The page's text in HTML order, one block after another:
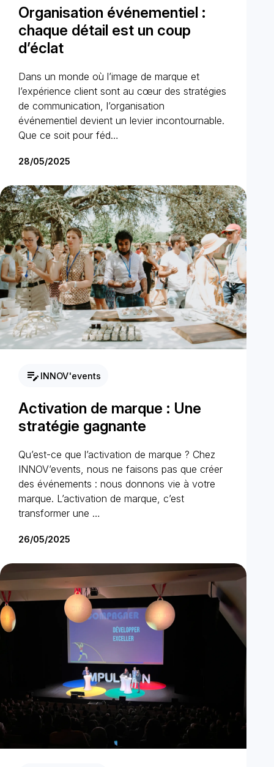
Organisation événementiel :
chaque détail est un coup
d’éclat
Dans un monde où l’image de marque et
l’expérience client sont au cœur des stratégies
de communication, l’organisation
événementiel devient un levier incontournable.
Que ce soit pour féd…
28/05/2025
edit_note INNOV'events
Activation de marque : Une
stratégie gagnante
Qu’est-ce que l’activation de marque ? Chez
INNOV’events, nous ne faisons pas que créer
des événements : nous donnons vie à votre
marque. L’activation de marque, c’est
transformer une …
26/05/2025